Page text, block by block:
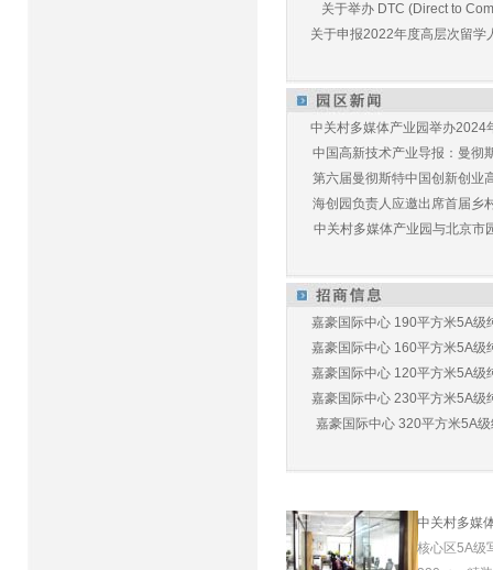
关于举办 DTC (Direct to
关于申报2022年度高层次留学
中关村多媒体产业园举办2024
中国高新技术产业导报：曼彻
第六届曼彻斯特中国创新创业
海创园负责人应邀出席首届乡
中关村多媒体产业园与北京市
嘉豪国际中心 190平方米5A级
嘉豪国际中心 160平方米5A级
嘉豪国际中心 120平方米5A级
嘉豪国际中心 230平方米5A级
嘉豪国际中心 320平方米5A
中关村多媒
核心区5A级